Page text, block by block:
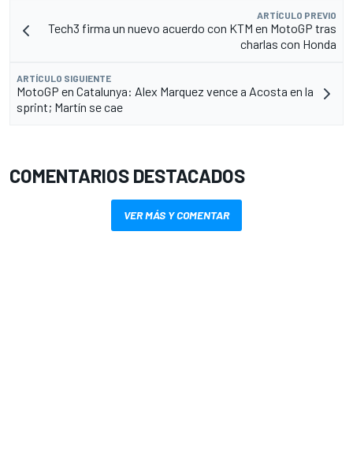
ARTÍCULO PREVIO
Tech3 firma un nuevo acuerdo con KTM en MotoGP tras
charlas con Honda
ARTÍCULO SIGUIENTE
MotoGP en Catalunya: Alex Marquez vence a Acosta en la
sprint; Martín se cae
COMENTARIOS DESTACADOS
VER MÁS Y COMENTAR